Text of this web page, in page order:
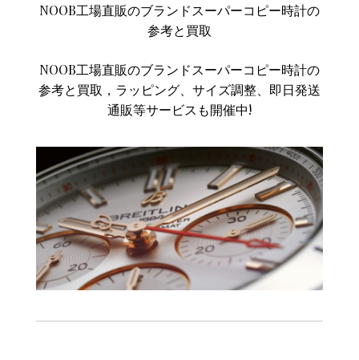
NOOB工場直販のブランドスーパーコピー時計の
参考と買取
NOOB工場直販のブランドスーパーコピー時計の
参考と買取，ラッピング、サイズ調整、即日発送
通販等サービスも開催中!